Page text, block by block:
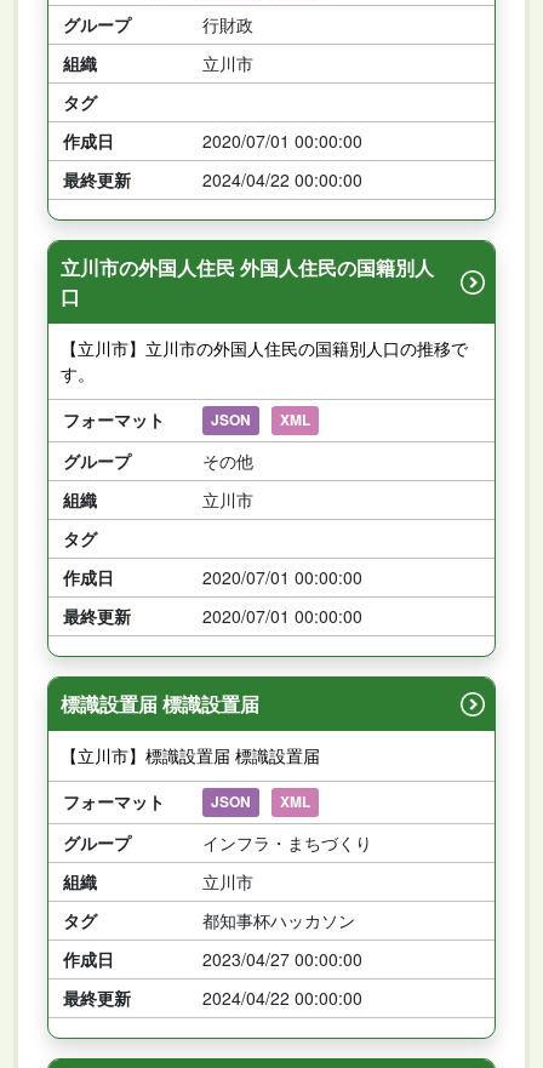
グループ
行財政
組織
立川市
タグ
作成日
2020/07/01 00:00:00
最終更新
2024/04/22 00:00:00
立川市の外国人住民 外国人住民の国籍別人
口
【立川市】立川市の外国人住民の国籍別人口の推移で
す。
フォーマット
JSON XML
グループ
その他
組織
立川市
タグ
作成日
2020/07/01 00:00:00
最終更新
2020/07/01 00:00:00
標識設置届 標識設置届
【立川市】標識設置届 標識設置届
フォーマット
JSON XML
グループ
インフラ・まちづくり
組織
立川市
タグ
都知事杯ハッカソン
作成日
2023/04/27 00:00:00
最終更新
2024/04/22 00:00:00